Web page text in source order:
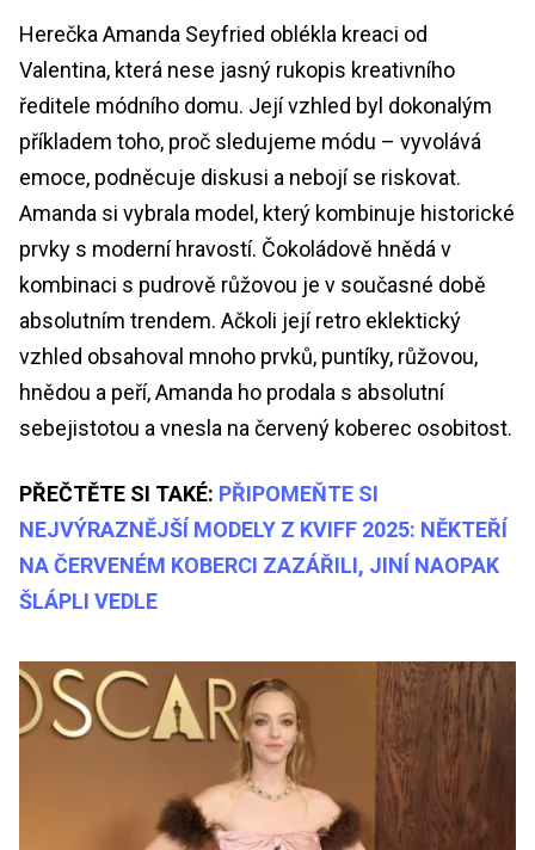
Herečka Amanda Seyfried oblékla kreaci od
Valentina, která nese jasný rukopis kreativního
ředitele módního domu. Její vzhled byl dokonalým
příkladem toho, proč sledujeme módu – vyvolává
emoce, podněcuje diskusi a nebojí se riskovat.
Amanda si vybrala model, který kombinuje historické
prvky s moderní hravostí. Čokoládově hnědá v
kombinaci s pudrově růžovou je v současné době
absolutním trendem. Ačkoli její retro eklektický
vzhled obsahoval mnoho prvků, puntíky, růžovou,
hnědou a peří, Amanda ho prodala s absolutní
sebejistotou a vnesla na červený koberec osobitost.
PŘEČTĚTE SI TAKÉ: PŘIPOMEŇTE SI
NEJVÝRAZNĚJŠÍ MODELY Z KVIFF 2025: NĚKTEŘÍ
NA ČERVENÉM KOBERCI ZAZÁŘILI, JINÍ NAOPAK
ŠLÁPLI VEDLE